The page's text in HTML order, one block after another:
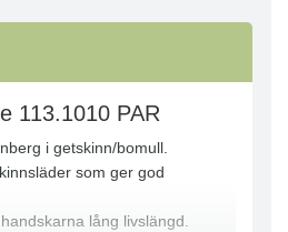
113.1010 PAR
i getskinn/bomull.
som ger god
lång livslängd.